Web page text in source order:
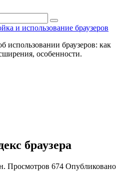
и использование браузеров
использовании браузеров: как
особенности.
браузера
Просмотров 674 Опубликовано